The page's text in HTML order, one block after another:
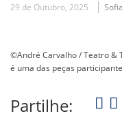
29 de Outubro, 2025
©André Carvalho / Teatro &
é uma das peças
Partilhe: